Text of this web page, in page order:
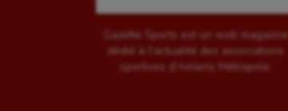
Gazette Sports est un web magazine
dédié à l'actualité des associations
sportives d'Amiens Métropole.